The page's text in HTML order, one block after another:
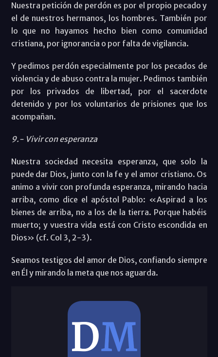
Nuestra petición de perdón es por el propio pecado y
el de nuestros hermanos, los hombres. También por
lo que no hayamos hecho bien como comunidad
cristiana, por ignorancia o por falta de vigilancia.
Y pedimos perdón especialmente por los pecados de
violencia y de abuso contra la mujer. Pedimos también
por los privados de libertad, por el sacerdote
detenido y por los voluntarios de prisiones que los
acompañan.
9.- Vivir con esperanza
Nuestra sociedad necesita esperanza, que solo la
puede dar Dios, junto con la fe y el amor cristiano. Os
animo a vivir con profunda esperanza, mirando hacia
arriba, como dice el apóstol Pablo: «Aspirad a los
bienes de arriba, no a los de la tierra. Porque habéis
muerto; y vuestra vida está con Cristo escondida en
Dios» (cf. Col 3, 2-3).
Seamos testigos del amor de Dios, confiando siempre
en Él y mirando la meta que nos aguarda.